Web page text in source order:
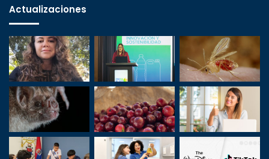
Actualizaciones